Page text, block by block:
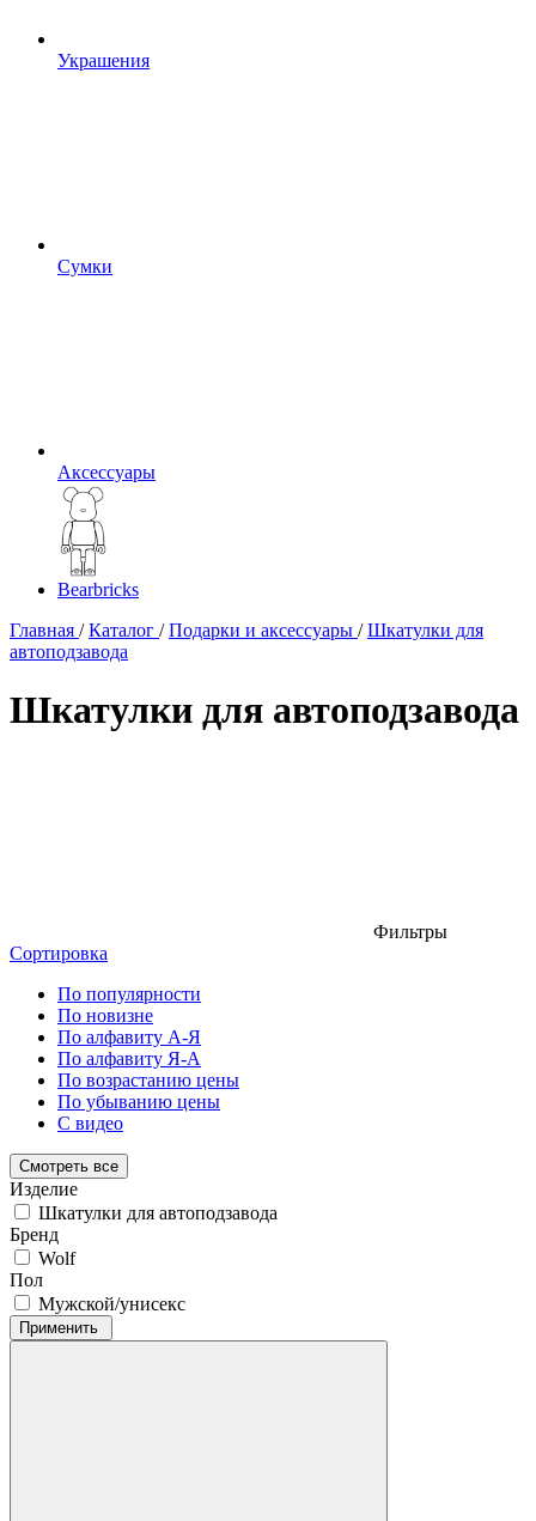
Украшения
Сумки
Аксессуары
Bearbricks
Главная /Каталог /Подарки и аксессуары /Шкатулки для
автоподзавода
Шкатулки для автоподзавода
Фильтры
Сортировка
По популярности
По новизне
По алфавиту А-Я
По алфавиту Я-А
По возрастанию цены
По убыванию цены
С видео
Смотреть все
Изделие
Шкатулки для автоподзавода
Бренд
Wolf
Пол
Мужской/унисекс
Применить